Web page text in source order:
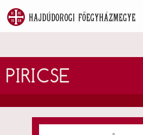
PIRICSE